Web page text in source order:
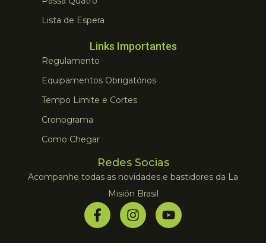
Lista de Espera
Links Importantes
Regulamento
Equipamentos Obrigatórios
Tempo Limite e Cortes
Cronograma
Como Chegar
Redes Socias
Acompanhe todas as novidades e bastidores da La
Misión Brasil